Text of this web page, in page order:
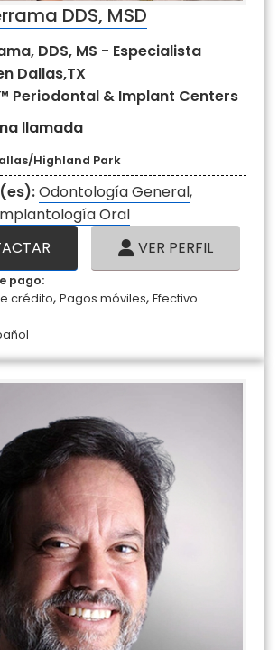
DDS, MSD
DDS, MS - Especialista
Dallas,TX
Periodontal & Implant Centers
llamada
Highland Park
Odontología General,
Oral
VER PERFIL
pago:
crédito, Pagos móviles, Efectivo